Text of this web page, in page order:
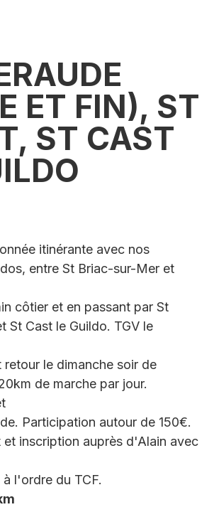
ET FIN), ST
ST CAST
itinérante avec nos
entre St Briac-sur-Mer et
côtier et en passant par St
St Cast le Guildo. TGV le
le dimanche soir de
de marche par jour.
Participation autour de 150€.
et inscription auprès d'Alain avec
l'ordre du TCF.